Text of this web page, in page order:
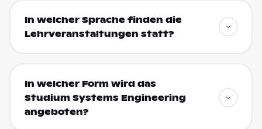
In welcher Sprache finden die
Lehrveranstaltungen statt?
In welcher Form wird das
Studium Systems Engineering
angeboten?